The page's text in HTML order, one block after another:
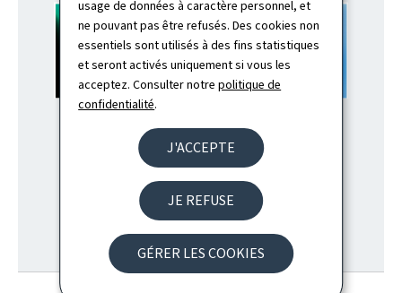
usage de données à caractère personnel, et
ne pouvant pas être refusés. Des cookies non
essentiels sont utilisés à des fins statistiques
et seront activés uniquement si vous les
acceptez. Consulter notrepolitique de
confidentialité.
J'ACCEPTE
JE REFUSE
GÉRER LES COOKIES
ACCÉLÉRER LA SOUVERAINETÉ
NUMÉRIQUE 2030